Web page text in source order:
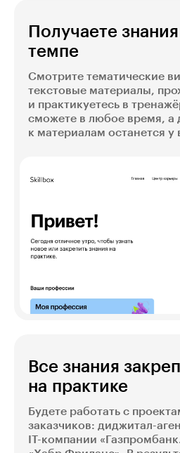
Получаете
темпе
Смотрите тематические
текстовые материалы,
и практикуетесь в
сможете в любое время, а
к материалам останется у
Все знания
на практике
Будете работать с
заказчиков: диджитал-
IT-компании